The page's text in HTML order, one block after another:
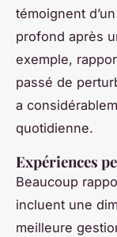
témoignent d’un
profond après
exemple,
passé de
a
quotidienne.
Expériences
Beaucoup
incluent une
meilleure